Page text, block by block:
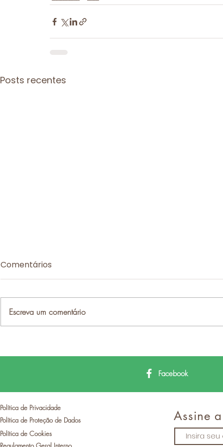
Posts recentes
Intermunicipal das Beiras
Congresso Mundial de
Turismo do Interior
sobre
territórios
Comentários
Escreva um comentário
Facebook
Política de Privacidade
Política de Proteção de Dados
Política de Cookies
Assine